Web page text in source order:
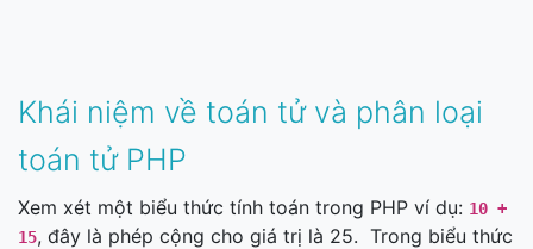
Khái niệm về toán tử và phân loại
toán tử PHP
Xem xét một biểu thức tính toán trong PHP ví dụ: 10 +
15, đây là phép cộng cho giá trị là 25. Trong biểu thức